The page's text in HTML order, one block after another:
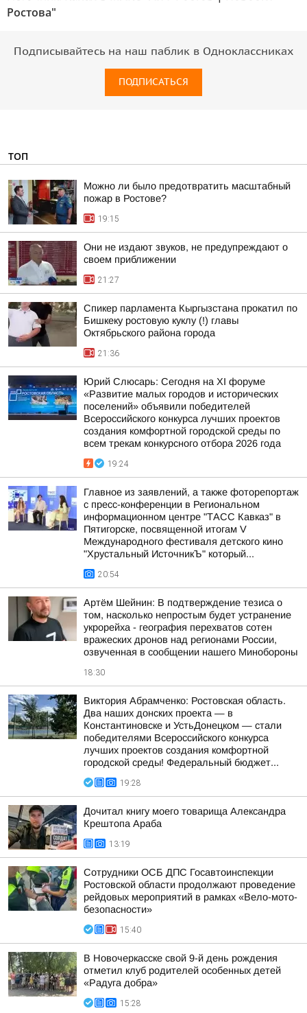
Ростова"
Подписывайтесь на наш паблик в Одноклассниках
ПОДПИСАТЬСЯ
ТОП
Можно ли было предотвратить масштабный
пожар в Ростове?
19:15
Они не издают звуков, не предупреждают о
своем приближении
21:27
Спикер парламента Кыргызстана прокатил по
Бишкеку ростовую куклу (!) главы
Октябрьского района города
21:36
Юрий Слюсарь: Сегодня на XI форуме
«Развитие малых городов и исторических
поселений» объявили победителей
Всероссийского конкурса лучших проектов
создания комфортной городской среды по
всем трекам конкурсного отбора 2026 года
19:24
Главное из заявлений, а также фоторепортаж
с пресс-конференции в Региональном
информационном центре "ТАСС Кавказ" в
Пятигорске, посвященной итогам V
Международного фестиваля детского кино
"Хрустальный ИсточникЪ" который...
20:54
Артём Шейнин: В подтверждение тезиса о
том, насколько непростым будет устранение
укрорейха - география перехватов сотен
вражеских дронов над регионами России,
озвученная в сообщении нашего Минобороны
18:30
Виктория Абрамченко: Ростовская область.
Два наших донских проекта — в
Константиновске и УстьДонецком — стали
победителями Всероссийского конкурса
лучших проектов создания комфортной
городской среды! Федеральный бюджет...
19:28
Дочитал книгу моего товарища Александра
Крештопа Араба
13:19
Сотрудники ОСБ ДПС Госавтоинспекции
Ростовской области продолжают проведение
рейдовых мероприятий в рамках «Вело-мото-
безопасности»
15:40
В Новочеркасске свой 9-й день рождения
отметил клуб родителей особенных детей
«Радуга добра»
15:28